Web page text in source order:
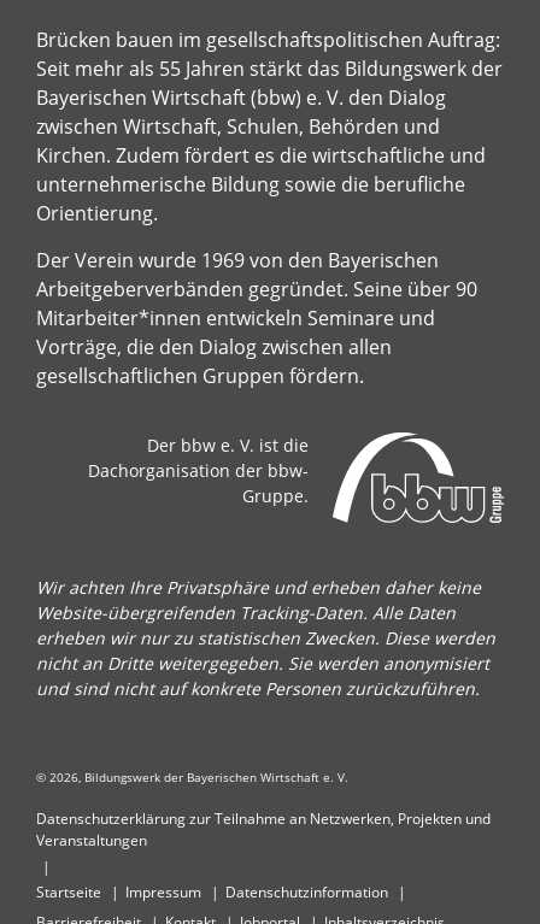
Brücken bauen im gesellschaftspolitischen Auftrag:
Seit mehr als 55 Jahren stärkt das Bildungswerk der
Bayerischen Wirtschaft (bbw) e. V. den Dialog
zwischen Wirtschaft, Schulen, Behörden und
Kirchen. Zudem fördert es die wirtschaftliche und
unternehmerische Bildung sowie die berufliche
Orientierung.
Der Verein wurde 1969 von den Bayerischen
Arbeitgeberverbänden gegründet. Seine über 90
Mitarbeiter*innen entwickeln Seminare und
Vorträge, die den Dialog zwischen allen
gesellschaftlichen Gruppen fördern.
Der bbw e. V. ist die
Dachorganisation der bbw-
Gruppe.
Wir achten Ihre Privatsphäre und erheben daher keine
Website-übergreifenden Tracking-Daten. Alle Daten
erheben wir nur zu statistischen Zwecken. Diese werden
nicht an Dritte weitergegeben. Sie werden anonymisiert
und sind nicht auf konkrete Personen zurückzuführen.
© 2026, Bildungswerk der Bayerischen Wirtschaft e. V.
Datenschutzerklärung zur Teilnahme an Netzwerken, Projekten und
Veranstaltungen
Startseite Impressum
Datenschutzinformation